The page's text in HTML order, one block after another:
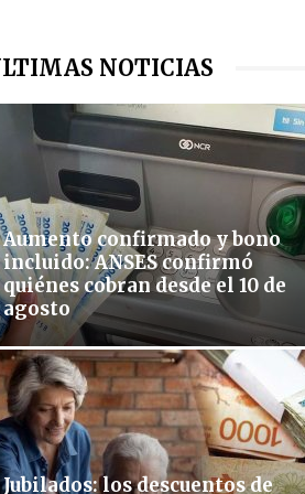
NOTICIAS
Aumento confirmado y bono
incluido: ANSES confirmó
quiénes cobran desde el 10 de
agosto
Jubilados: los descuentos de